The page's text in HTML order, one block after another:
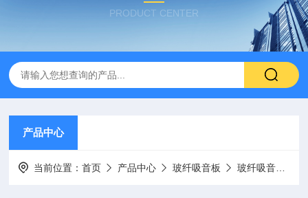
PRODUCT CENTER
产品中心
当前位置：首页 产品中心 玻纤吸音板 玻纤吸音垂片